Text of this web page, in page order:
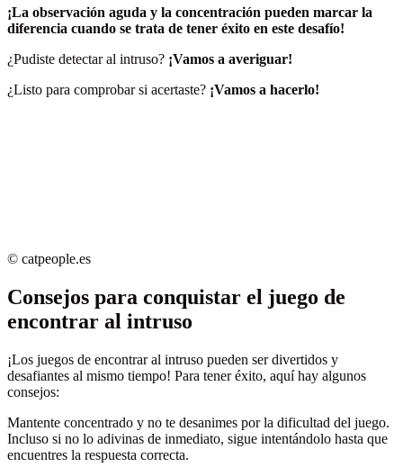
¡La observación aguda y la concentración pueden marcar la
diferencia cuando se trata de tener éxito en este desafío!
¿Pudiste detectar al intruso? ¡Vamos a averiguar!
¿Listo para comprobar si acertaste? ¡Vamos a hacerlo!
© catpeople.es
Consejos para conquistar el juego de
encontrar al intruso
¡Los juegos de encontrar al intruso pueden ser divertidos y
desafiantes al mismo tiempo! Para tener éxito, aquí hay algunos
consejos:
Mantente concentrado y no te desanimes por la dificultad del juego.
Incluso si no lo adivinas de inmediato, sigue intentándolo hasta que
encuentres la respuesta correcta.